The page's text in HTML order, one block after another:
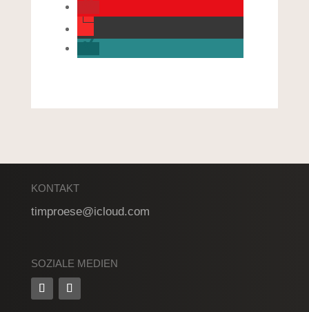
KONTAKT
timproese@icloud.com
SOZIALE MEDIEN